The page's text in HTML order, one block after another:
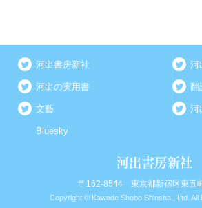
河出書房新社 河
河出の実用書 翻
文藝 河
Bluesky
〒162-8544 東京都新宿区東五
Copyright © Kawade Shobo Shinsha., Ltd. All